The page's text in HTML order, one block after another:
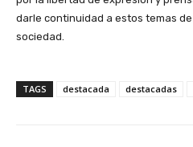
darle continuidad a estos temas
sociedad.
TAGS destacada destacadas